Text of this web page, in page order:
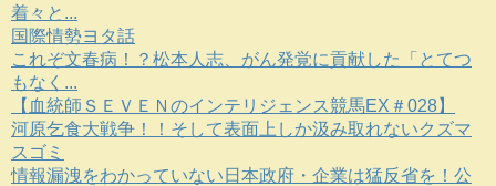
着々と...
国際情勢ヨタ話
これぞ文春病！？松本人志、がん発覚に貢献した「とてつ
もなく...
【血統師ＳＥＶＥＮのインテリジェンス競馬EX＃028】
河原乞食大戦争！！そして表面上しか汲み取れないクズマ
スゴミ
情報漏洩をわかっていない日本政府・企業は猛反省を！公